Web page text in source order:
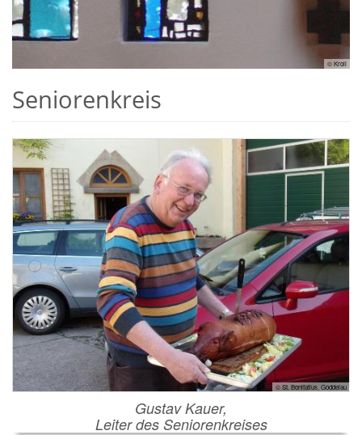
© Kroll
Seniorenkreis
© St. Bonifatius, Goddelau
Gustav Kauer,
Leiter des Seniorenkreises